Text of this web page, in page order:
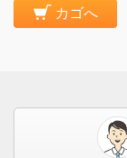
カゴへ